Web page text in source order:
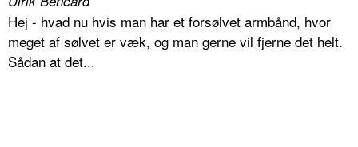
Hej - hvad nu hvis man har et forsølvet armbånd, hvor
meget af sølvet er væk, og man gerne vil fjerne det helt.
Sådan at det...